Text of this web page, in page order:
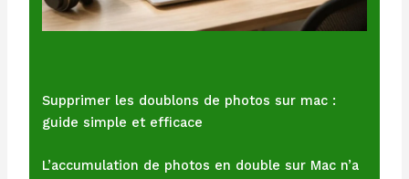
Supprimer les doublons de photos sur mac :
guide simple et efficace
L’accumulation de photos en double sur Mac n’a